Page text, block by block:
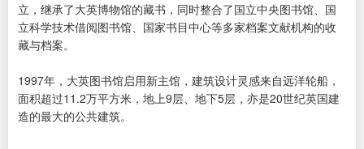
立，继承了大英博物馆的藏书，同时整合了国立中央图书馆、国
立科学技术借阅图书馆、国家书目中心等多家档案文献机构的收
藏与档案。
1997年，大英图书馆启用新主馆，建筑设计灵感来自远洋轮船，
面积超过11.2万平方米，地上9层、地下5层，亦是20世纪英国建
造的最大的公共建筑。